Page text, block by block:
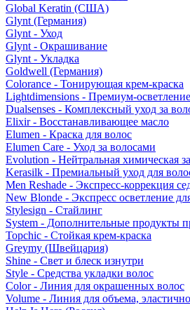
Global Keratin (США)
Glynt (Германия)
Glynt - Уход
Glynt - Окрашивание
Glynt - Укладка
Goldwell (Германия)
Colorance - Тонирующая крем-краска
Lightdimensions - Премиум-осветление
Dualsenses - Комплексный уход за
Elixir - Восстанавливающее масло
Elumen - Краска для волос
Elumen Care - Уход за волосами
Evolution - Нейтральная химическая
Kerasilk - Премиальный уход для
Men Reshade - Экспресс-коррекция
New Blonde - Экспресс осветление
Stylesign - Стайлинг
System - Дополнительные продукты
Topchic - Стойкая крем-краска
Greymy (Швейцария)
Shine - Свет и блеск изнутри
Style - Средства укладки волос
Color - Линия для окрашенных волос
Volume - Линия для объема,